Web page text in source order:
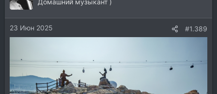
и
и
:23 Июн 2025 #1.389